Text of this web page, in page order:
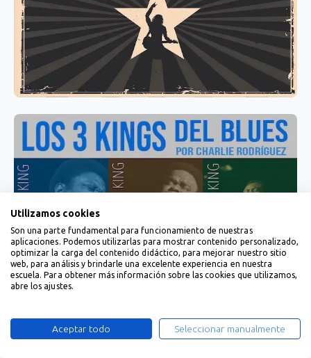
Utilizamos cookies
Son una parte fundamental para funcionamiento de nuestras
aplicaciones. Podemos utilizarlas para mostrar contenido personalizado,
optimizar la carga del contenido didáctico, para mejorar nuestro sitio
web, para análisis y brindarle una excelente experiencia en nuestra
escuela. Para obtener más información sobre las cookies que utilizamos,
abre los ajustes.
Aceptar todo Seleccionar manualmente